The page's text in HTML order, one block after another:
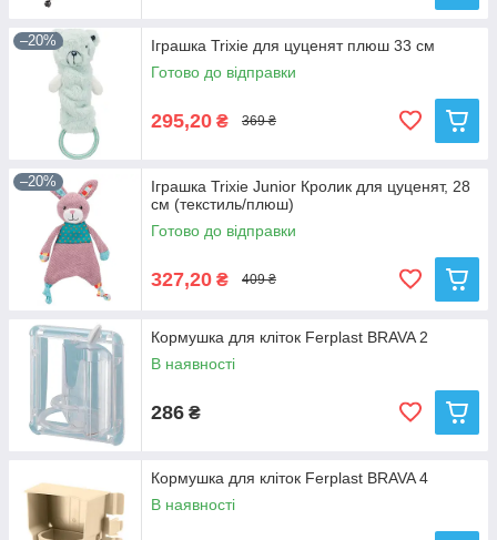
–20%
Іграшка Trixie для цуценят плюш 33 см
Готово до відправки
295,20 ₴ 369 ₴
–20%
Іграшка Trixie Junior Кролик для цуценят, 28
см (текстиль/плюш)
Готово до відправки
327,20 ₴ 409 ₴
Кормушка для кліток Ferplast BRAVA 2
В наявності
286 ₴
Кормушка для кліток Ferplast BRAVA 4
В наявності